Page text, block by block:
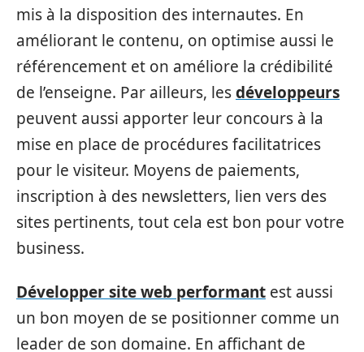
mis à la disposition des internautes. En
améliorant le contenu, on optimise aussi le
référencement et on améliore la crédibilité
de l’enseigne. Par ailleurs, lesdéveloppeurs
peuvent aussi apporter leur concours à la
mise en place de procédures facilitatrices
pour le visiteur. Moyens de paiements,
inscription à des newsletters, lien vers des
sites pertinents, tout cela est bon pour votre
business.
Développer site web performant est aussi
un bon moyen de se positionner comme un
leader de son domaine. En affichant de